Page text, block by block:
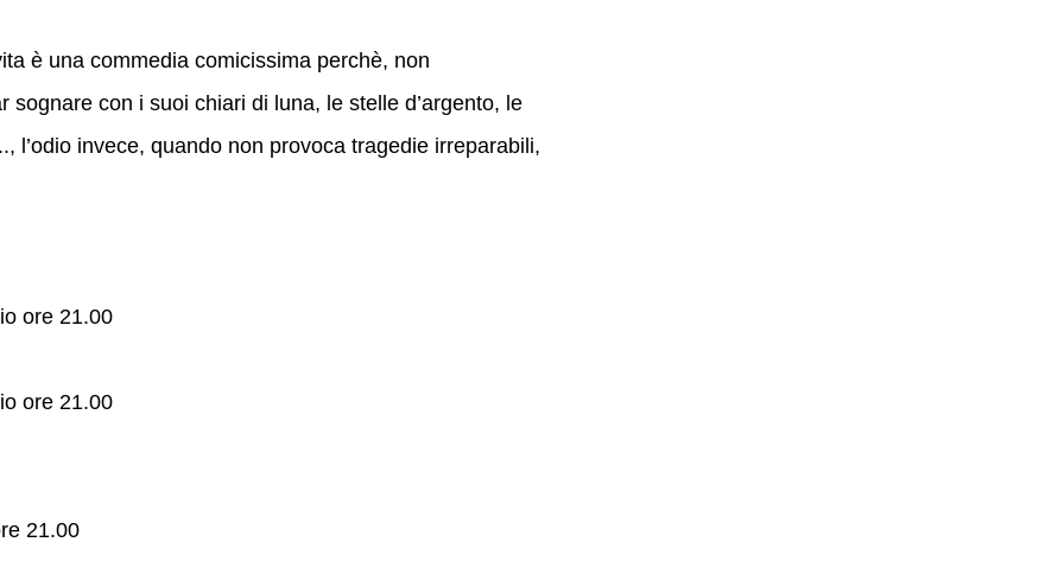
è una commedia comicissima perchè, non
sognare con i suoi chiari di luna, le stelle d’argento, le
l’odio invece, quando non provoca tragedie irreparabili,
ore 21.00
ore 21.00
21.00